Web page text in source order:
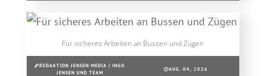
Für sicheres Arbeiten an Bussen und Zügen
REDAKTION JENSEN MEDIA | INGO
JENSEN UND TEAM
AUG. 04, 2026